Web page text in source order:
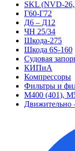
SKL (NVD-
Г60-Г72
Д6 – Д12
ЧН 25/34
Шкода-275
Шкода 6S-160
Судовая
КИПиА
Компрессоры
Фильтры и
М400 (401),
Движительно